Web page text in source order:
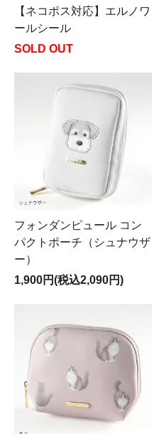
【ネコポス対応】エルノワ
ールシール
SOLD OUT
フォンダンピュール コン
パクトポーチ（シュナウザ
ー）
1,900円(税込2,090円)